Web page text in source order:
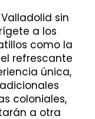
sin
a los
como la
refrescante
única,
coloniales,
a otra